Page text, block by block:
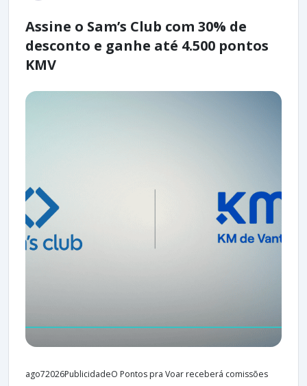
Assine o Sam’s Club com 30% de
desconto e ganhe até 4.500 pontos
KMV
ago72026PublicidadeO Pontos pra Voar receberá comissões